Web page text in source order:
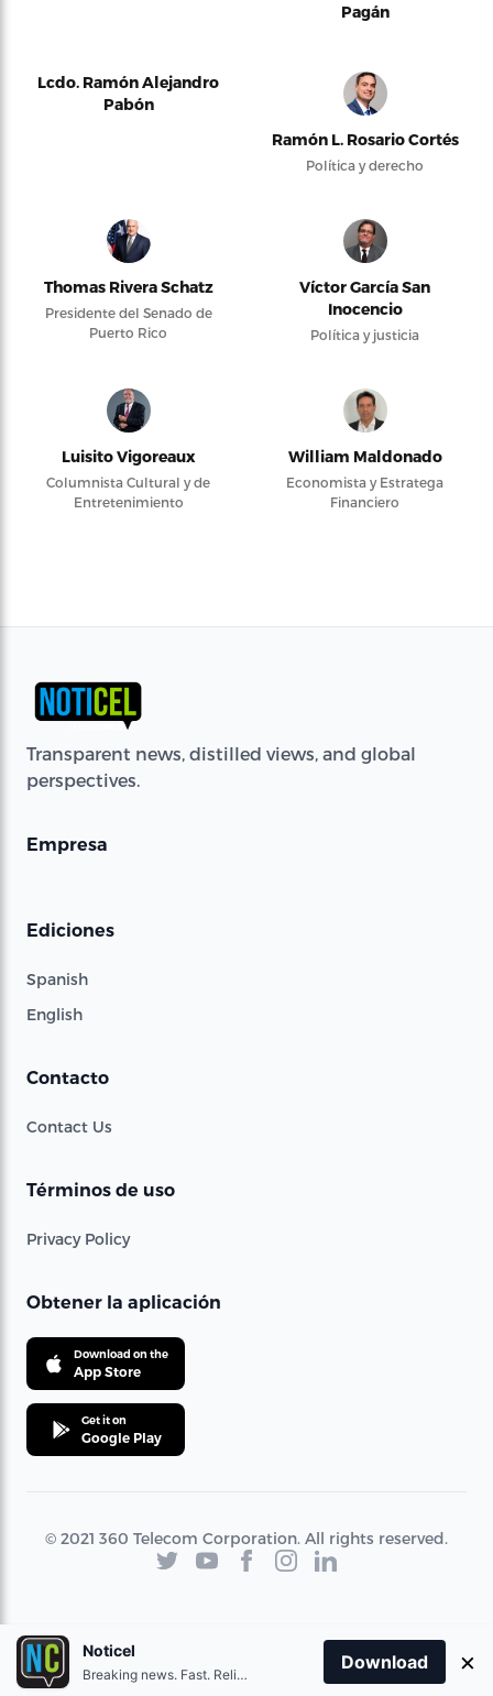
Pagán
Lcdo. Ramón Alejandro
Pabón
Ramón L. Rosario Cortés
Política y derecho
Thomas Rivera Schatz
Presidente del Senado de
Puerto Rico
Víctor García San
Inocencio
Política y justicia
Luisito Vigoreaux
Columnista Cultural y de
Entretenimiento
William Maldonado
Economista y Estratega
Financiero
Transparent news, distilled views, and global
perspectives.
Empresa
Ediciones
Spanish
English
Contacto
Contact Us
Términos de uso
Privacy Policy
Obtener la aplicación
Download on the
App Store
Get it on
Google Play
© 2021 360 Telecom Corporation. All rights reserved.
Noticel
Breaking news. Fast. Reliable.
Download ×